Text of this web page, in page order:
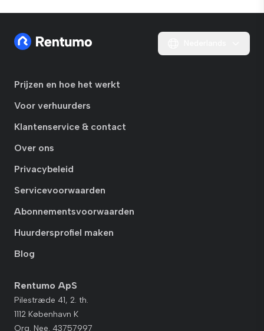
Prijzen en hoe het werkt
Voor verhuurders
Klantenservice & contact
Over ons
Privacybeleid
Servicevoorwaarden
Abonnementsvoorwaarden
Huurdersprofiel maken
Blog
Rentumo ApS
Pilestræde 41, 2. th.
1112 København K
Org. Nee. 43757997